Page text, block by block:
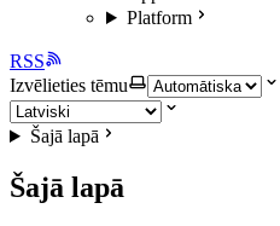
Platform
RSS
Izvēlieties tēmu
Šajā lapā
Šajā lapā